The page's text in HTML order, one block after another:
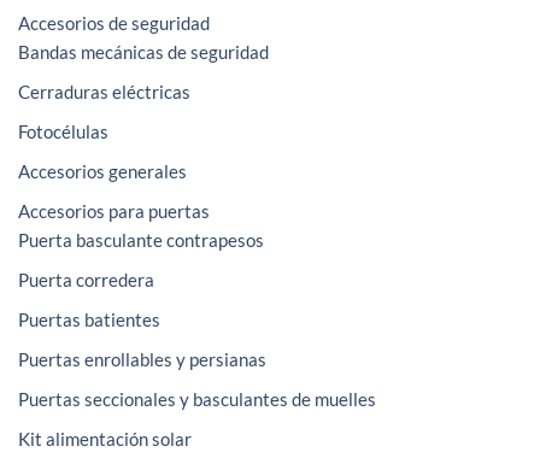
Accesorios de seguridad
Bandas mecánicas de seguridad
Cerraduras eléctricas
Fotocélulas
Accesorios generales
Accesorios para puertas
Puerta basculante contrapesos
Puerta corredera
Puertas batientes
Puertas enrollables y persianas
Puertas seccionales y basculantes de muelles
Kit alimentación solar